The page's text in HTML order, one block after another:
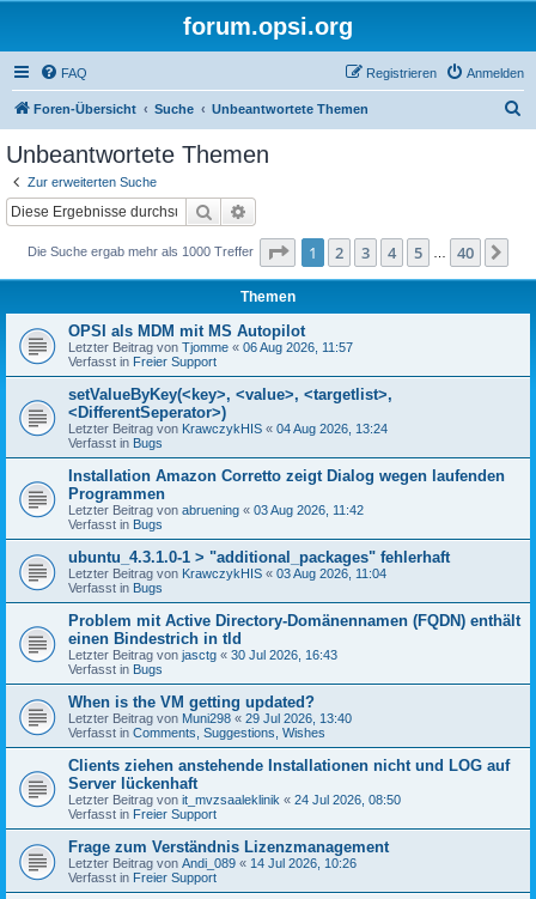
forum.opsi.org
FAQ Anmelden
Registrieren
Foren-Übersicht Suche Unbeantwortete Themen
Unbeantwortete Themen
Zur erweiterten Suche
Suche
Die Suche ergab mehr als 1000 Treffer Seite 1von 40
1 2 3 4 5 40
Themen
OPSI als MDM mit MS Autopilot
Letzter Beitrag von Tjomme « 06 Aug 2026, 11:57
Verfasst in Freier Support
setValueByKey(<key>, <value>, <targetlist>,
<DifferentSeperator>)
Letzter Beitrag von KrawczykHIS « 04 Aug 2026, 13:24
Verfasst in Bugs
Installation Amazon Corretto zeigt Dialog wegen laufenden
Programmen
Letzter Beitrag von abruening « 03 Aug 2026, 11:42
Verfasst in Bugs
ubuntu_4.3.1.0-1 > "additional_packages" fehlerhaft
Letzter Beitrag von KrawczykHIS « 03 Aug 2026, 11:04
Verfasst in Bugs
Problem mit Active Directory-Domänennamen (FQDN) enthält
einen Bindestrich in tld
Letzter Beitrag von jasctg « 30 Jul 2026, 16:43
Verfasst in Bugs
When is the VM getting updated?
Letzter Beitrag von Muni298 « 29 Jul 2026, 13:40
Verfasst in Comments, Suggestions, Wishes
Clients ziehen anstehende Installationen nicht und LOG auf
Server lückenhaft
Letzter Beitrag von it_mvzsaaleklinik « 24 Jul 2026, 08:50
Verfasst in Freier Support
Frage zum Verständnis Lizenzmanagement
Letzter Beitrag von Andi_089 « 14 Jul 2026, 10:26
Verfasst in Freier Support